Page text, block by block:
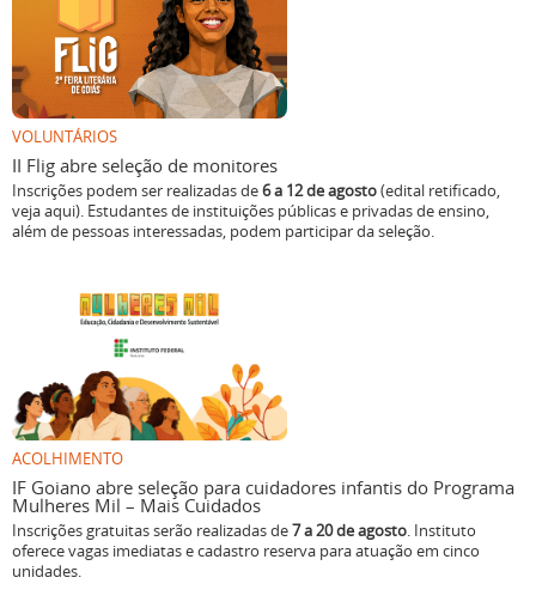
VOLUNTÁRIOS
II Flig abre seleção de monitores
Inscrições podem ser realizadas de6 a 12 de agosto(edital retificado,
veja aqui). Estudantes de instituições públicas e privadas de ensino,
além de pessoas interessadas, podem participar da seleção.
ACOLHIMENTO
IF Goiano abre seleção para cuidadores infantis do Programa
Mulheres Mil – Mais Cuidados
Inscrições gratuitas serão realizadas de7 a 20 de agosto. Instituto
oferece vagas imediatas e cadastro reserva para atuação em cinco
unidades.